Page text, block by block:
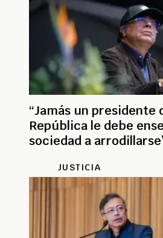
“Jamás un presidente
República le debe
sociedad a
JUSTICIA